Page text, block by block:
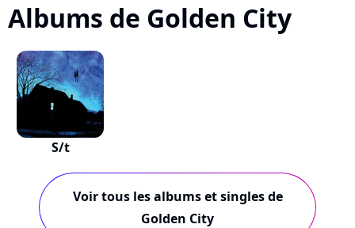
Albums de Golden City
S/t
Voir tous les albums et singles de
Golden City